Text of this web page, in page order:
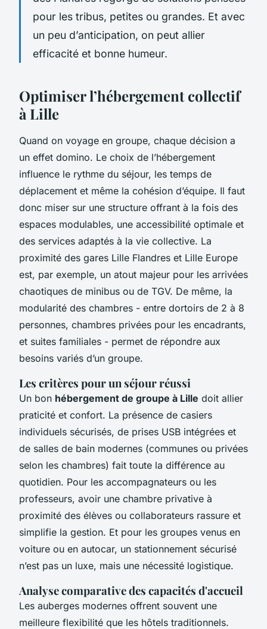
pour les tribus, petites ou grandes. Et avec
un peu d’anticipation, on peut allier
efficacité et bonne humeur.
Optimiser l’hébergement collectif
à Lille
Quand on voyage en groupe, chaque décision a
un effet domino. Le choix de l’hébergement
influence le rythme du séjour, les temps de
déplacement et même la cohésion d’équipe. Il faut
donc miser sur une structure offrant à la fois des
espaces modulables, une accessibilité optimale et
des services adaptés à la vie collective. La
proximité des gares Lille Flandres et Lille Europe
est, par exemple, un atout majeur pour les arrivées
chaotiques de minibus ou de TGV. De même, la
modularité des chambres - entre dortoirs de 2 à 8
personnes, chambres privées pour les encadrants,
et suites familiales - permet de répondre aux
besoins variés d’un groupe.
Les critères pour un séjour réussi
Un bon hébergement de groupe à Lille doit allier
praticité et confort. La présence de casiers
individuels sécurisés, de prises USB intégrées et
de salles de bain modernes (communes ou privées
selon les chambres) fait toute la différence au
quotidien. Pour les accompagnateurs ou les
professeurs, avoir une chambre privative à
proximité des élèves ou collaborateurs rassure et
simplifie la gestion. Et pour les groupes venus en
voiture ou en autocar, un stationnement sécurisé
n’est pas un luxe, mais une nécessité logistique.
Analyse comparative des capacités d'accueil
Les auberges modernes offrent souvent une
meilleure flexibilité que les hôtels traditionnels.